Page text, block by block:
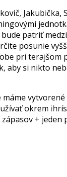
patriť
posunie
pri
aby si nikto
okrem
+